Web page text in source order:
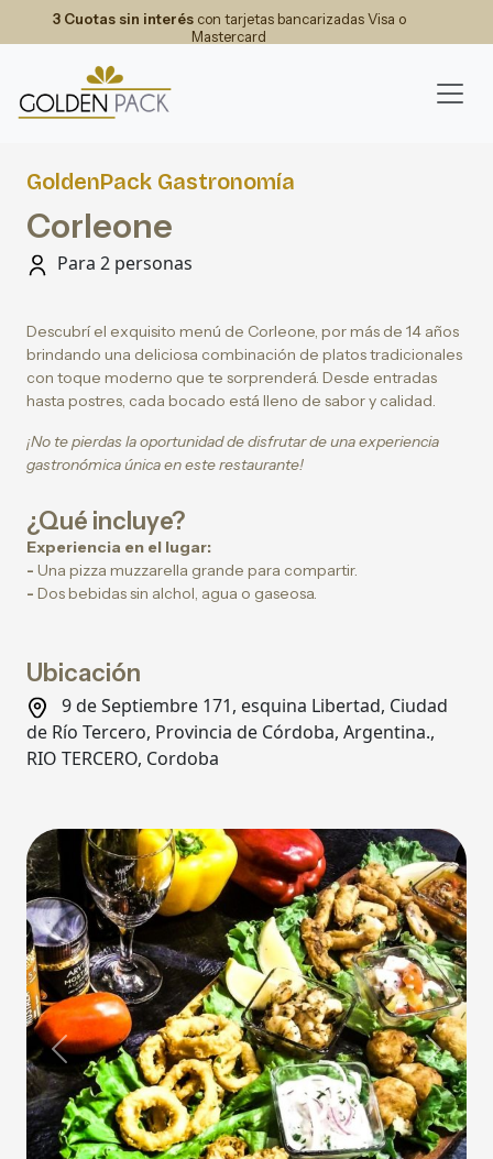
3 Cuotas sin interéscon tarjetas bancarizadas Visa o
Mastercard
GoldenPack Gastronomía
Corleone
Para 2 personas
Descubrí el exquisito menú de Corleone, por más de 14 años
brindando una deliciosa combinación de platos tradicionales
con toque moderno que te sorprenderá. Desde entradas
hasta postres, cada bocado está lleno de sabor y calidad.
¡No te pierdas la oportunidad de disfrutar de una experiencia
gastronómica única en este restaurante!
¿Qué incluye?
Experiencia en el lugar:
- Una pizza muzzarella grande para compartir.
- Dos bebidas sin alchol, agua o gaseosa.
Ubicación
9 de Septiembre 171, esquina Libertad, Ciudad
de Río Tercero, Provincia de Córdoba, Argentina.,
RIO TERCERO, Cordoba
Previous Next